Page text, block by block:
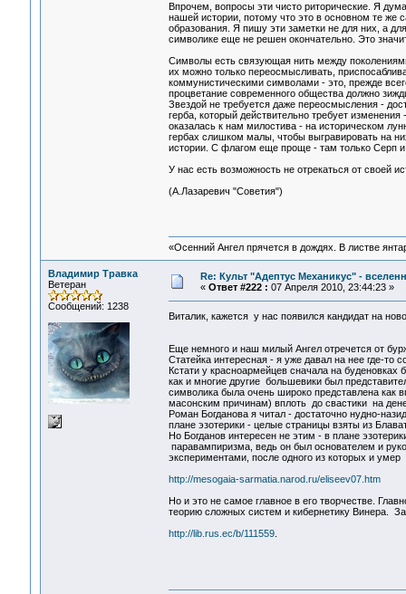
Впрочем, вопросы эти чисто риторические. Я
нашей истории, потому что это в основном те
образования. Я пишу эти заметки не для них, а
символике еще не решен окончательно. Это
Символы есть связующая нить между
их можно только переосмысливать,
коммунистическими символами - это, прежде
процветание современного общества должно
Звездой не требуется даже переосмысления -
герба, который действительно требует
оказалась к нам милостива - на историческом
гербах слишком малы, чтобы выгравировать на
истории. С флагом еще проще - там только Серп и
У нас есть возможность не отрекаться от своей
(А.Лазаревич "Советия")
«Осенний Ангел прячется в дождях. В листве
Владимир Травка
Ветеран
Сообщений: 1238
Re: Культ "Адептус Механикус" -
« Ответ #222 : 07 Апреля 2010, 23:44:23 »
Виталик, кажется у нас появился кандидат на
Еще немного и наш милый Ангел отречется от
Статейка интересная - я уже давал на нее где-то
Кстати у красноармейцев сначала на буденовках
как и многие другие большевики был
символика была очень широко представлена
масонским причинам) вплоть до свастики на
Роман Богданова я читал - достаточно нудно-
плане эзотерики - целые страницы взяты из
Но Богданов интересен не этим - в плане
паравампиризма, ведь он был основателем и
экспериментами, после одного из которых и умер
http://mesogaia-sarmatia.narod.ru/eliseev07.htm
Но и это не самое главное в его творчестве.
теорию сложных систем и кибернетику Винера.
http://lib.rus.ec/b/111559.